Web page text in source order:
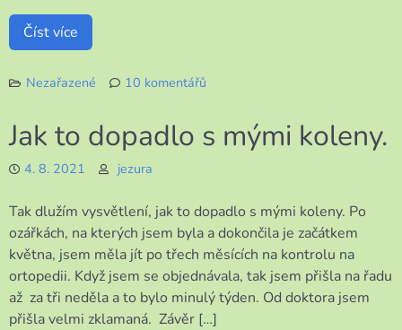
Číst více
Nezařazené
10 komentářů
s
den
Jak to dopadlo s mými koleny.
4. 8. 2021 jezura
Tak dlužím vysvětlení, jak to dopadlo s mými koleny. Po
ozářkách, na kterých jsem byla a dokončila je začátkem
května, jsem měla jít po třech měsících na kontrolu na
ortopedii. Když jsem se objednávala, tak jsem přišla na řadu
až za tři neděla a to bylo minulý týden. Od doktora jsem
přišla velmi zklamaná. Závěr […]